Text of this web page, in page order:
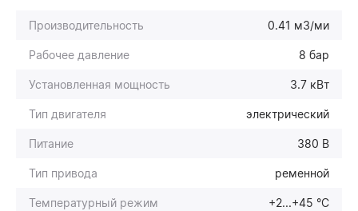
Производительность 0.41 м3/ми
Рабочее давление 8 бар
Установленная мощность 3.7 кВт
Тип двигателя электрический
Питание 380 В
Тип привода ременной
Температурный режим
+2...+45 °С